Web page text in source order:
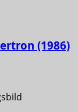
(1986)